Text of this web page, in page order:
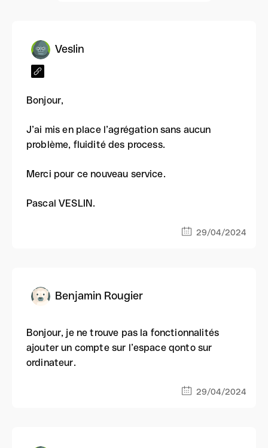
Veslin
Bonjour,
J’ai mis en place l’agrégation sans aucun
problème, fluidité des process.
Merci pour ce nouveau service.
Pascal VESLIN.
29/04/2024
Benjamin Rougier
Bonjour, je ne trouve pas la fonctionnalités
ajouter un compte sur l’espace qonto sur
ordinateur.
29/04/2024